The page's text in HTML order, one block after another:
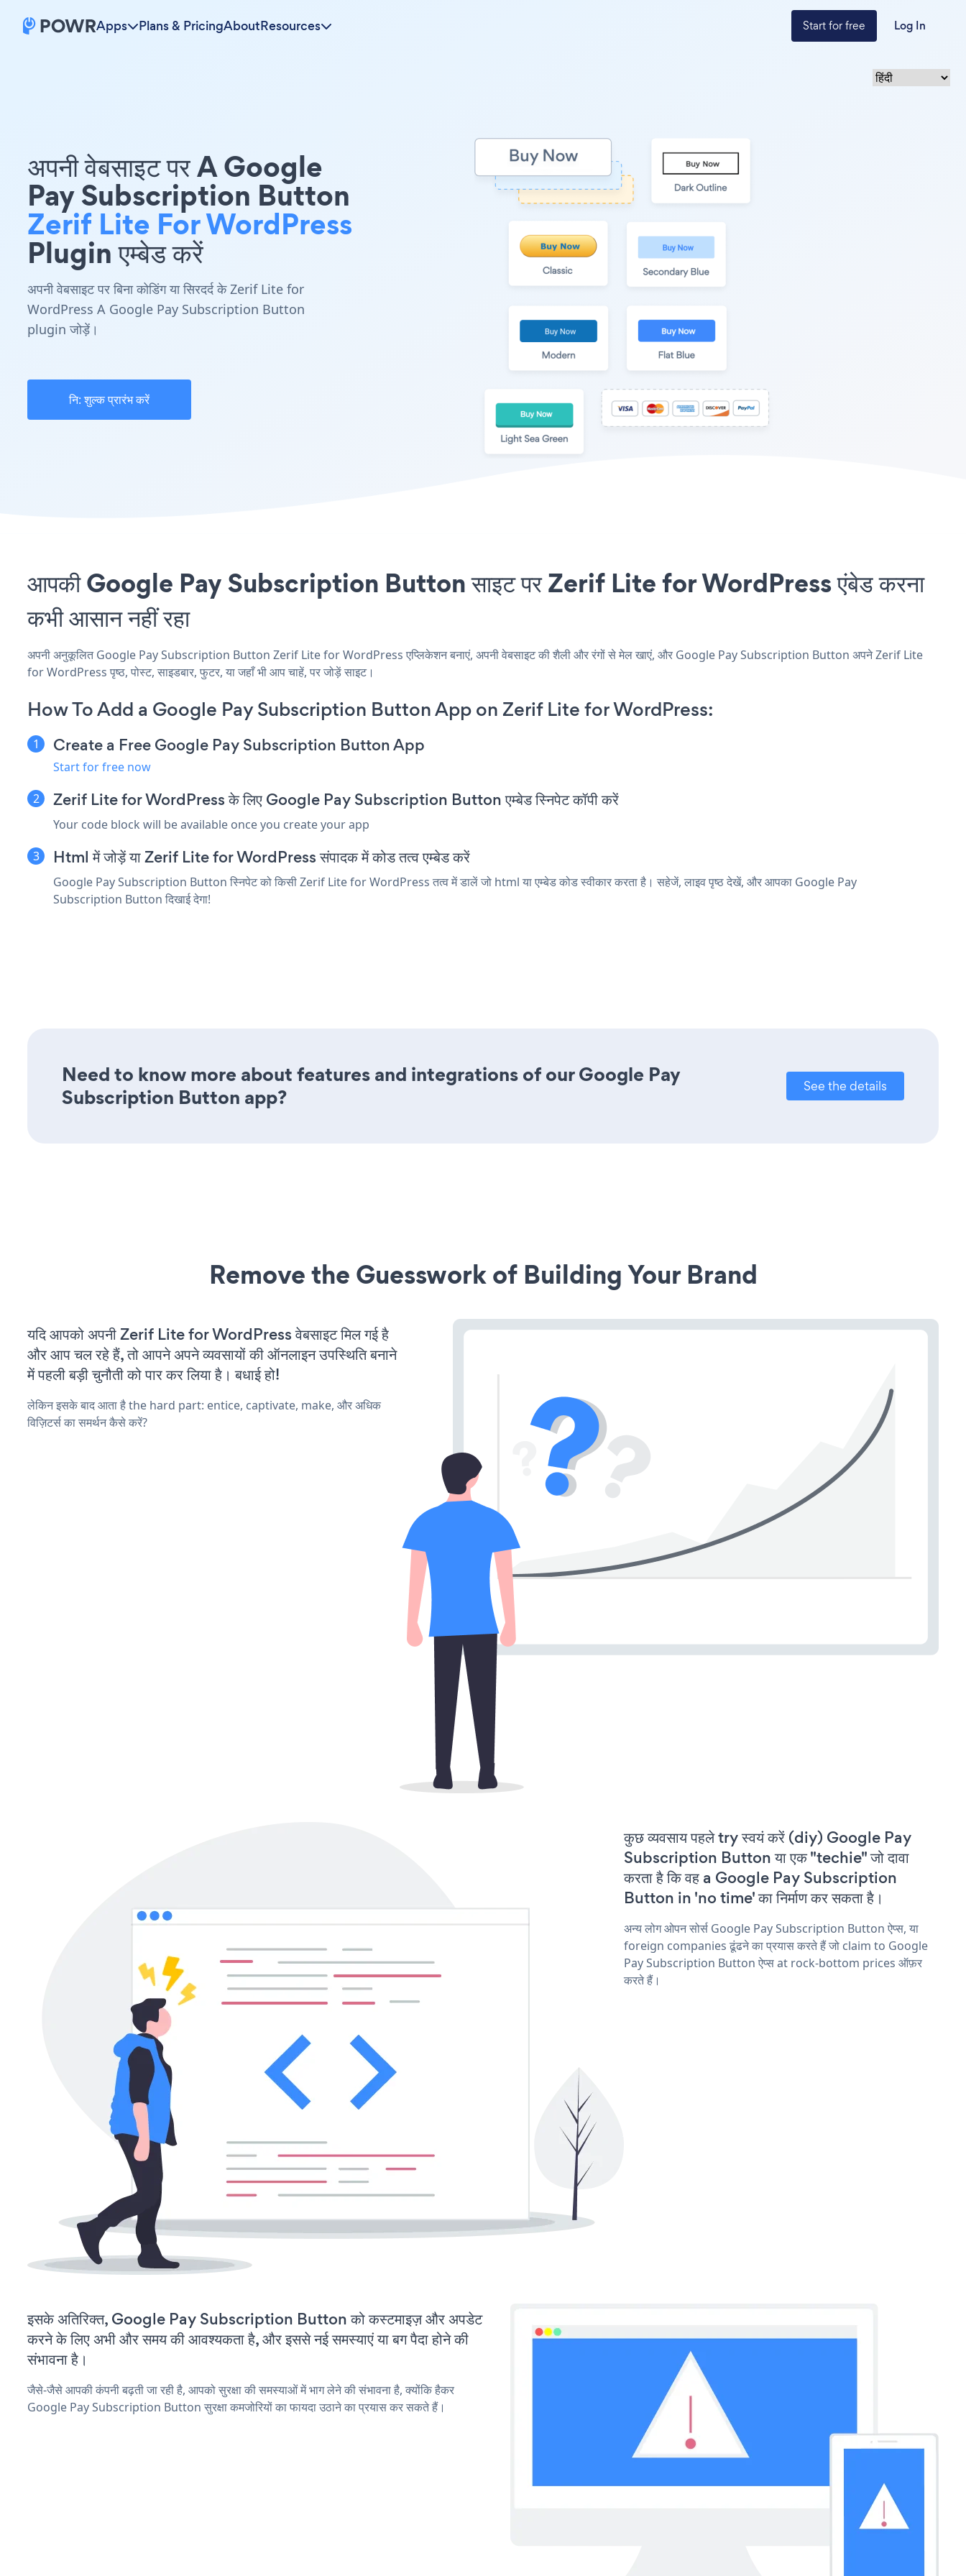
Apps Plans & PricingAboutResources Start for free Log In
अपनी वेबसाइट पर A Google
Pay Subscription Button
Zerif Lite For WordPress
Plugin एम्बेड करें
अपनी वेबसाइट पर बिना कोडिंग या सिरदर्द के Zerif Lite for
WordPress A Google Pay Subscription Button
plugin जोड़ें।
नि: शुल्क प्रारंभ करें
आपकी Google Pay Subscription Button साइट पर Zerif Lite for WordPress एंबेड करना
कभी आसान नहीं रहा
अपनी अनुकूलित Google Pay Subscription Button Zerif Lite for WordPress एप्लिकेशन बनाएं, अपनी वेबसाइट की शैली और रंगों से मेल खाएं, और Google Pay Subscription Button अपने Zerif Lite
for WordPress पृष्ठ, पोस्ट, साइडबार, फुटर, या जहाँ भी आप चाहें, पर जोड़ें साइट।
How To Add a Google Pay Subscription Button App on Zerif Lite for WordPress:
Create a Free Google Pay Subscription Button App
Start for free now
Zerif Lite for WordPress के लिए Google Pay Subscription Button एम्बेड स्निपेट कॉपी करें
Your code block will be available once you create your app
Html में जोड़ें या Zerif Lite for WordPress संपादक में कोड तत्व एम्बेड करें
Google Pay Subscription Button स्निपेट को किसी Zerif Lite for WordPress तत्व में डालें जो html या एम्बेड कोड स्वीकार करता है। सहेजें, लाइव पृष्ठ देखें, और आपका Google Pay
Subscription Button दिखाई देगा!
Need to know more about features and integrations of our Google Pay
Subscription Button app?
See the details
Remove the Guesswork of Building Your Brand
यदि आपको अपनी Zerif Lite for WordPress वेबसाइट मिल गई है
और आप चल रहे हैं, तो आपने अपने व्यवसायों की ऑनलाइन उपस्थिति बनाने
में पहली बड़ी चुनौती को पार कर लिया है। बधाई हो!
लेकिन इसके बाद आता है the hard part: entice, captivate, make, और अधिक
विज़िटर्स का समर्थन कैसे करें?
कुछ व्यवसाय पहले try स्वयं करें (diy) Google Pay
Subscription Button या एक "techie" जो दावा
करता है कि वह a Google Pay Subscription
Button in 'no time' का निर्माण कर सकता है।
अन्य लोग ओपन सोर्स Google Pay Subscription Button ऐप्स, या
foreign companies ढूंढने का प्रयास करते हैं जो claim to Google
Pay Subscription Button ऐप्स at rock-bottom prices ऑफ़र
करते हैं।
इसके अतिरिक्त, Google Pay Subscription Button को कस्टमाइज़ और अपडेट
करने के लिए अभी और समय की आवश्यकता है, और इससे नई समस्याएं या बग पैदा होने की
संभावना है।
जैसे-जैसे आपकी कंपनी बढ़ती जा रही है, आपको सुरक्षा की समस्याओं में भाग लेने की संभावना है, क्योंकि हैकर
Google Pay Subscription Button सुरक्षा कमजोरियों का फायदा उठाने का प्रयास कर सकते हैं।